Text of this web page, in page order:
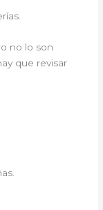
no lo son
que revisar